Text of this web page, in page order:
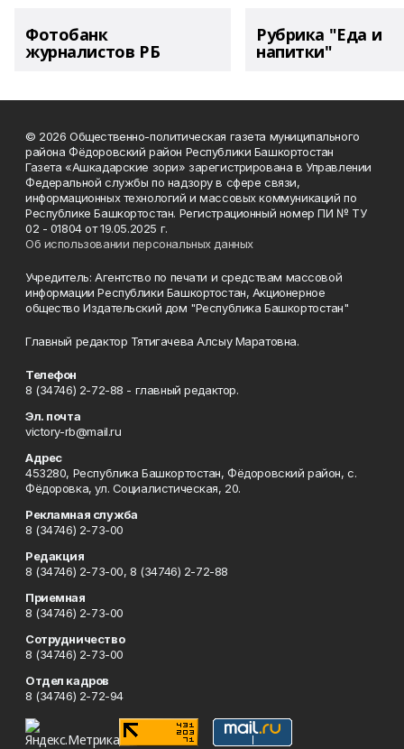
Фотобанк
журналистов РБ
Рубрика "Еда и
напитки"
© 2026 Общественно-политическая газета муниципального
района Фёдоровский район Республики Башкортостан
Газета «Ашкадарские зори» зарегистрирована в Управлении
Федеральной службы по надзору в сфере связи,
информационных технологий и массовых коммуникаций по
Республике Башкортостан. Регистрационный номер ПИ № ТУ
02 - 01804 от 19.05.2025 г.
Об использовании персональных данных
Учредитель: Агентство по печати и средствам массовой
информации Республики Башкортостан, Акционерное
общество Издательский дом "Республика Башкортостан"
Главный редактор Тятигачева Алсыу Маратовна.
Телефон
8 (34746) 2-72-88 - главный редактор.
Эл. почта
victory-rb@mail.ru
Адрес
453280, Республика Башкортостан, Фёдоровский район, с.
Фёдоровка, ул. Социалистическая, 20.
Рекламная служба
8 (34746) 2-73-00
Редакция
8 (34746) 2-73-00, 8 (34746) 2-72-88
Приемная
8 (34746) 2-73-00
Сотрудничество
8 (34746) 2-73-00
Отдел кадров
8 (34746) 2-72-94